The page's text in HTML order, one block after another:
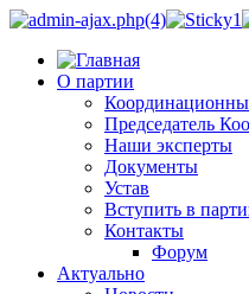
О партии
Председатель
Наши эксперты
Документы
Устав
Вступить в
Контакты
Форум
Актуально